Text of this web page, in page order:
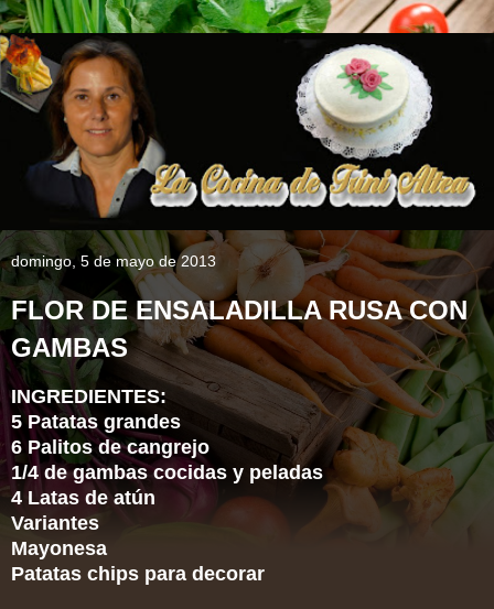
domingo, 5 de mayo de 2013
FLOR DE ENSALADILLA RUSA CON
GAMBAS
INGREDIENTES:
5 Patatas grandes
6 Palitos de cangrejo
1/4 de gambas cocidas y peladas
4 Latas deatún
Variantes
Mayonesa
Patatas chips para decorar